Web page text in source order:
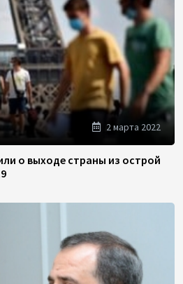
2 марта 2022
о выходе страны из острой